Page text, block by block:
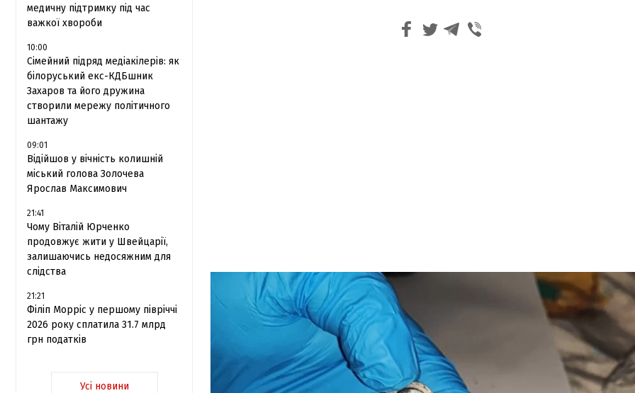
медичну підтримку під час
важкої хвороби
10:00
Сімейний підряд медіакілерів: як
білоруський екс-КДБшник
Захаров та його дружина
створили мережу політичного
шантажу
09:01
Відійшов у вічність колишній
міський голова Золочева
Ярослав Максимович
21:41
Чому Віталій Юрченко
продовжує жити у Швейцарії,
залишаючись недосяжним для
слідства
21:21
Філіп Морріс у першому півріччі
2026 року сплатила 31.7 млрд
грн податків
Усі новини